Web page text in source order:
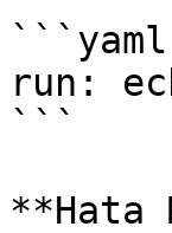
```yaml
run:
```